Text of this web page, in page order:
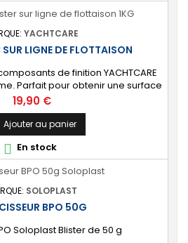
YACHTCARE
LIGNE DE FLOTTAISON
de finition YACHTCARE
Parfait pour obtenir une surface
prête à peindre au-dessus de la
votre bateau. ⚙️ [Haute qualité]
supérieure et sans styrène.
se situant sur la partie non
des coques en...
Prix
19,90 €
Ajouter au panier
 En stock
SOLOPLAST
BPO 50G
Soloplast Blister de 50 g